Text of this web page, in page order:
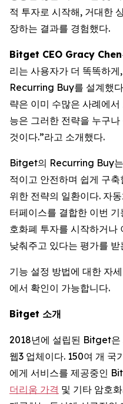
적 투자로 시작해, 거대한
장하는 결과를 경험했다.
Bitget CEO Gracy Chen
리는 사용자가 더 똑똑하
Recurring Buy를 설계했
략은 이미 수많은 사례에
능은 그러한 전략을 누구
것이다.”라고 소개했다.
Bitget의 Recurring Buy
적이고 안전하며 쉽게 구
위한 전략의 일환이다. 자
터페이스를 결합한 이번
호화폐 투자를 시작하거나
낮춰주고 있다는 평가를 받
기능 설정 방법에 대한 자
에서 확인이 가능합니다.
Bitget 소개
2018년에 설립된 Bitget은
웹3 업체이다. 150여 개 국
에게 서비스를 제공중인
더리움 가격 및 기타 암호